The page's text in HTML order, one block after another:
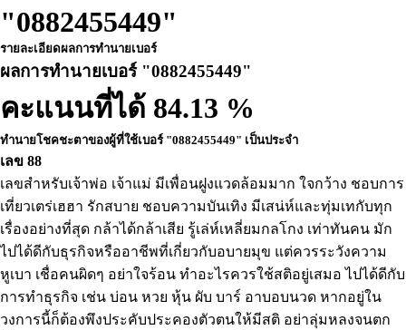
"0882455449"
รายละเอียดผลการทำนายเบอร์
ผลการทำนายเบอร์ "0882455449"
คะแนนที่ได้ 84.13 %
ทำนายโชคชะตาของผู้ที่ใช้เบอร์ "0882455449" เป็นประจำ
เลข 88
เลขสำหรับเจ้าพ่อ เจ้าแม่ มีเพื่อนฝูงแวดล้อมมาก ใจกว้าง ชอบการ
เที่ยวเตร่เฮฮา รักสบาย ชอบความบันเทิง มีเสน่ห์และทุ่มเทกับทุก
เรื่องอย่างที่สุด กล้าได้กล้าเสีย รู้เล่ห์เหลี่ยมกลโกง เท่าทันคน มัก
ไปได้ดีกับธุรกิจหรืออาชีพที่เกี่ยวกับอบายมุข แต่ควรระวังความ
หูเบา เชื่อคนผิดๆ อย่าใจร้อน ทำอะไรควรใช้สติอยู่เสมอ ไปได้ดีกับ
การทำธุรกิจ เช่น บ่อน หวย หุ้น ผับ บาร์ อาบอบนวด หากอยู่ใน
วงการนี้ก็ต้องพึงประคับประคองตัวตนให้มีสติ อย่าลุ่มหลงจนตก